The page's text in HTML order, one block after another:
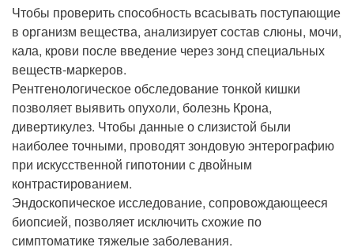
Чтобы проверить способность всасывать поступающие
в организм вещества, анализирует состав слюны, мочи,
кала, крови после введение через зонд специальных
веществ-маркеров.
Рентгенологическое обследование тонкой кишки
позволяет выявить опухоли, болезнь Крона,
дивертикулез. Чтобы данные о слизистой были
наиболее точными, проводят зондовую энтерографию
при искусственной гипотонии с двойным
контрастированием.
Эндоскопическое исследование, сопровождающееся
биопсией, позволяет исключить схожие по
симптоматике тяжелые заболевания.